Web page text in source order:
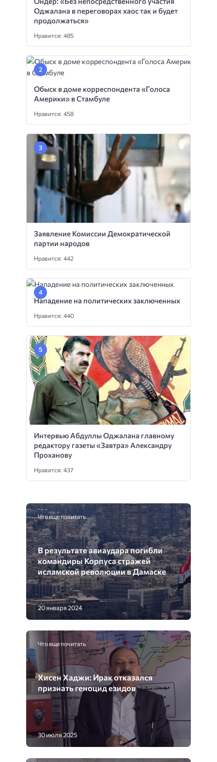
Оджалана в переговорах хаос так и будет
продолжаться»
Нравится: 485
Обыск в доме корреспондента «Голоса
Америки» в Стамбуле
Нравится: 458
Заявление Комиссии Демократической
партии народов
Нравится: 442
Нападение на политических заключенных
Нравится: 440
Интервью Абдуллы Оджалана главному
редактору газеты «Завтра» Александру
Проханову
Нравится: 437
Что еще почитать
В результате авиаудара погибли
командиры Корпуса стражей
исламской революции в Дамаске
20 января 2024
Что еще почитать
Хисен Хаджи: Ирак отказался
признать геноцид езидов
30 июля 2025